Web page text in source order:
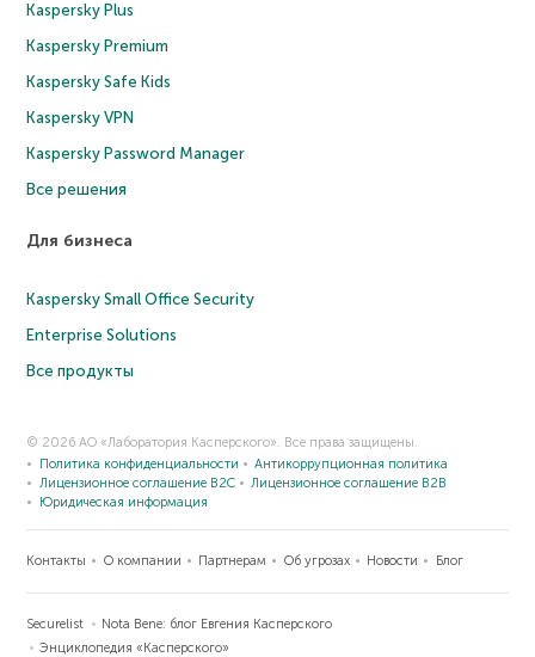
Kaspersky Plus
Kaspersky Premium
Kaspersky Safe Kids
Kaspersky VPN
Kaspersky Password Manager
Все решения
Для бизнеса
Kaspersky Small Office Security
Enterprise Solutions
Все продукты
© 2026 АО «Лаборатория Касперского». Все права защищены.
Политика конфиденциальности
Антикоррупционная политика
Лицензионное соглашение B2C
Лицензионное соглашение B2B
Юридическая информация
Контакты О компании Партнерам Об угрозах Новости Блог
Securelist
Nota Bene: блог Евгения Касперского
Энциклопедия «Касперского»